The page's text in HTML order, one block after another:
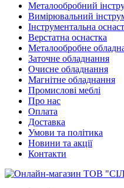
Металообробний
Вимірювальний
Інструментальна
Верстатна оснастка
Металообробне
Заточне обладнання
Очисне обладнання
Магнітне обладнання
Промислові меблі
Про нас
Оплата
Доставка
Умови та політика
Новини та акції
Контакти